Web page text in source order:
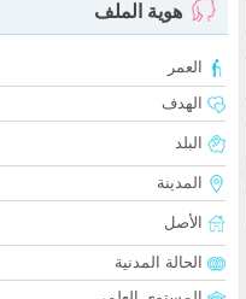
هوية الملف
العمر
الهدف
البلد
المدينة
الأصل
الحالة المدنية